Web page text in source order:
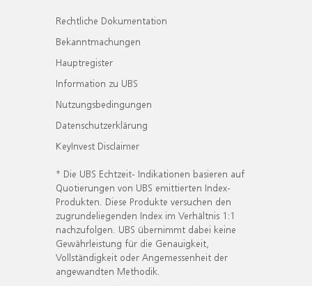
Rechtliche Dokumentation
Bekanntmachungen
Hauptregister
Information zu UBS
Nutzungsbedingungen
Datenschutzerklärung
KeyInvest Disclaimer
* Die UBS Echtzeit- Indikationen basieren auf
Quotierungen von UBS emittierten Index-
Produkten. Diese Produkte versuchen den
zugrundeliegenden Index im Verhältnis 1:1
nachzufolgen. UBS übernimmt dabei keine
Gewährleistung für die Genauigkeit,
Vollständigkeit oder Angemessenheit der
angewandten Methodik.